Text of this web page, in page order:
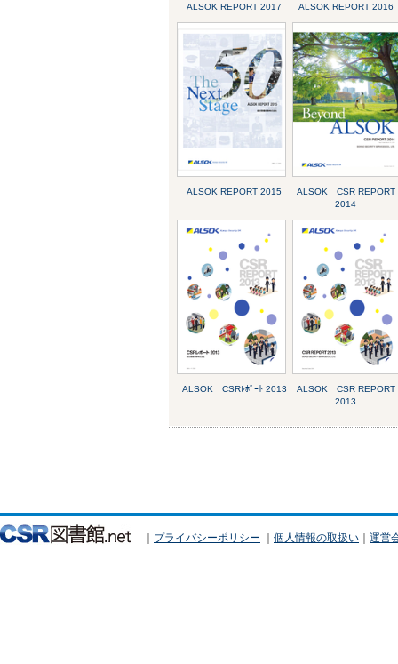
ALSOK REPORT 2017 ALSOK REPORT 2016
ALSOK REPORT 2015
ALSOK CSR REPORT
2014
ALSOK CSRﾚﾎﾟｰﾄ 2013
ALSOK CSR REPORT
2013
｜ プライバシーポリシー ｜ 個人情報の取扱い ｜ 運営